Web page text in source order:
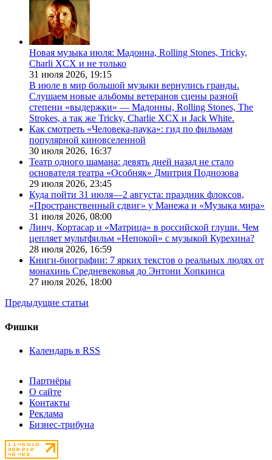
Новая музыка июля: Мадонна, Rolling Stones, Tricky,
Charli XCX и не только
31 июля 2026, 19:15
В июле в мир большой музыки вернулись гранды.
Слушаем новые альбомы ветеранов сцены разной
степени «выдержки» — Мадонны, Rolling Stones, The
Strokes, а так же Tricky, Charlie XCX и Jack White.
Как смотреть «Человека-паука»: гид по фильмам
популярной киновселенной
30 июля 2026, 16:37
Театр одного шамана: девять дней назад не стало
основателя театра «Особняк» Дмитрия Поднозова
29 июля 2026, 23:45
Куда пойти 31 июля—2 августа: праздник флоксов,
«Пространственный сдвиг» у Манежа и «Музыка мира»
31 июля 2026, 08:00
Линч, Кортасар и «Матрица» в российской глуши. Чем
цепляет мультфильм «Непокой» с музыкой Курехина?
28 июля 2026, 16:59
Книги-биографии: 7 ярких текстов о реальных людях от
монахинь Средневековья до Энтони Хопкинса
27 июля 2026, 18:00
Предыдущие статьи
Фишки
Календарь в RSS
Партнёры
О сайте
Контакты
Реклама
Бизнес-трибуна